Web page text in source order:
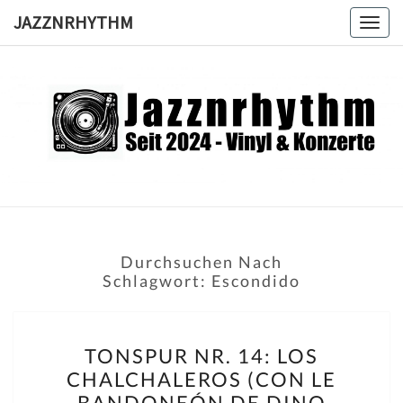
JAZZNRHYTHM
Seit
2024 –
Durchsuchen Nach
Schlagwort: Escondido
NR.
14:
TONSPUR NR. 14: LOS
CHALCHALEROS (CON LE